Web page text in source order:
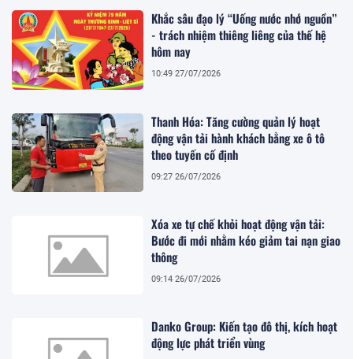
Khắc sâu đạo lý “Uống nước nhớ nguồn”
- trách nhiệm thiêng liêng của thế hệ
hôm nay
10:49 27/07/2026
Thanh Hóa: Tăng cường quản lý hoạt
động vận tải hành khách bằng xe ô tô
theo tuyến cố định
09:27 26/07/2026
Xóa xe tự chế khỏi hoạt động vận tải:
Bước đi mới nhằm kéo giảm tai nạn giao
thông
09:14 26/07/2026
Danko Group: Kiến tạo đô thị, kích hoạt
động lực phát triển vùng